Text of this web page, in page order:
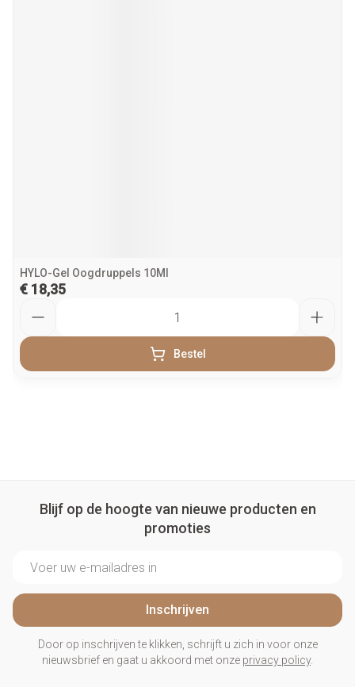
HYLO-Gel Oogdruppels 10Ml
€ 18,35
Bestel
Blijf op de hoogte van nieuwe producten en
promoties
Inschrijven
Door op inschrijven te klikken, schrijft u zich in voor onze
nieuwsbrief en gaat u akkoord met onze privacy policy.